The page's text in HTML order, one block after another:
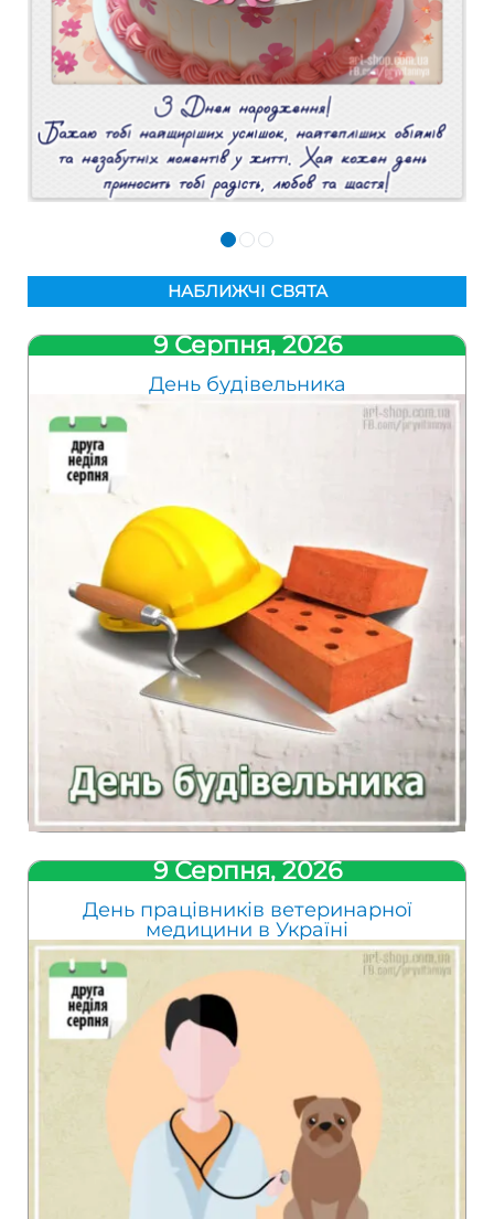
НАБЛИЖЧІ СВЯТА
9 Серпня, 2026
День будівельника
9 Серпня, 2026
День працівників ветеринарної
медицини в Україні